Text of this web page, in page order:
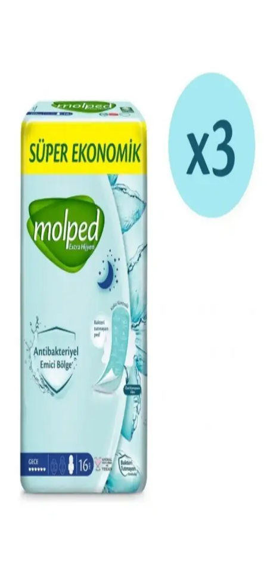
Odunsu kadın parfümleri, sandal ağacı, sedir ve oud gibi notalarla
öne çıkar, yüksek kalıcılıklarıyla tercih edilir, çeşitli markalarda
uygun fiyat seçenekleri bulunur.
2025 Yılı En İyi Zarif ve Çekici Kadın Parfümleri ve
Kullanım İpuçları
2025'te öne çıkan zarif ve kalıcı kadın parfümleri ile tarzınızı
yansıtın. Kokuların seçimi ve uygulama ipuçlarıyla özgüveninizi
Çiçeksi Odunsu Kadın Parfümleri: Zarafet ve
Doğallığın Modern Yansıması
Doğallık ve zarafetin buluştuğu çiçeksi odunsu kadın parfümleri,
kalıcılığı ve özgün notalarıyla her ortamda etkileyici bir iz bırakır.
Kadınlar İçin Zarafet Temalı 50 ml Parfüm
Seçiminde Dikkat Edilmesi Gerekenler
Kadınların kendini ifade etme biçimi olan parfüm seçiminde zarafet
ve şıklık ön plandadır. 50 ml'lik parfümler, kalıcılık ve pratiklik
sunar. Notalar ve tema seçimi, kişisel tarzı yansıtır.
Dolgun ve Çekici Kirpikler İçin Maskara Seçimi ve
Kullanım Teknikleri
Doğru maskara seçimi ve kullanımıyla kirpikleriniz daha dolgun,
uzun ve kıvrık görünür. İçerik ve tekniklere dikkat ederek
Oryantal Kadın Parfümlerinde Kalıcılık ve
Çekicilik: Temel Notalar ve Kullanım İpuçları
Oryantal kadın parfümleri, sıcak ve zengin yapılarıyla öne çıkar.
Kalıcılık ve çekicilik sağlayan temel notalar, kullanım ipuçları ve